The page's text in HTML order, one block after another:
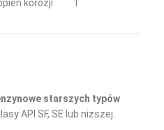
korozji 1
starszych typów
API SF, SE lub niższej.